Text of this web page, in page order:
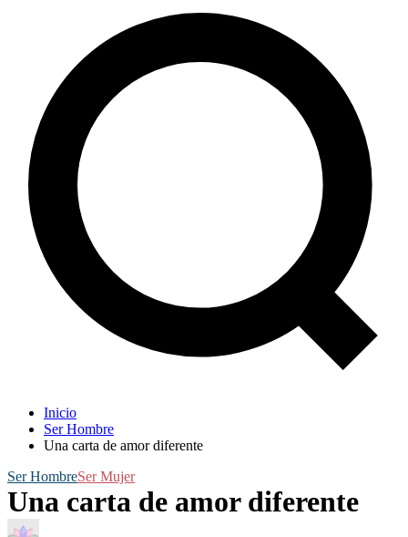
Inicio
Ser Hombre
Una carta de amor diferente
Ser HombreSer Mujer
Una carta de amor diferente